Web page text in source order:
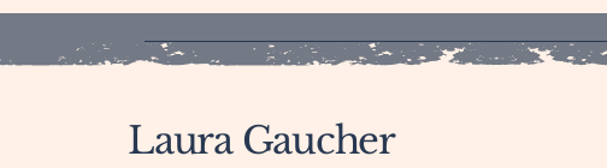
Laura Gaucher